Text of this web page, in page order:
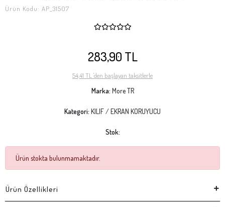
Ürün Kodu: AP_31507
283,90 TL
54,41 TL 'den başlayan taksitlerle
Marka: More TR
Kategori: KILIF / EKRAN KORUYUCU
Stok:
Ürün stokta bulunmamaktadır.
Ürün Özellikleri